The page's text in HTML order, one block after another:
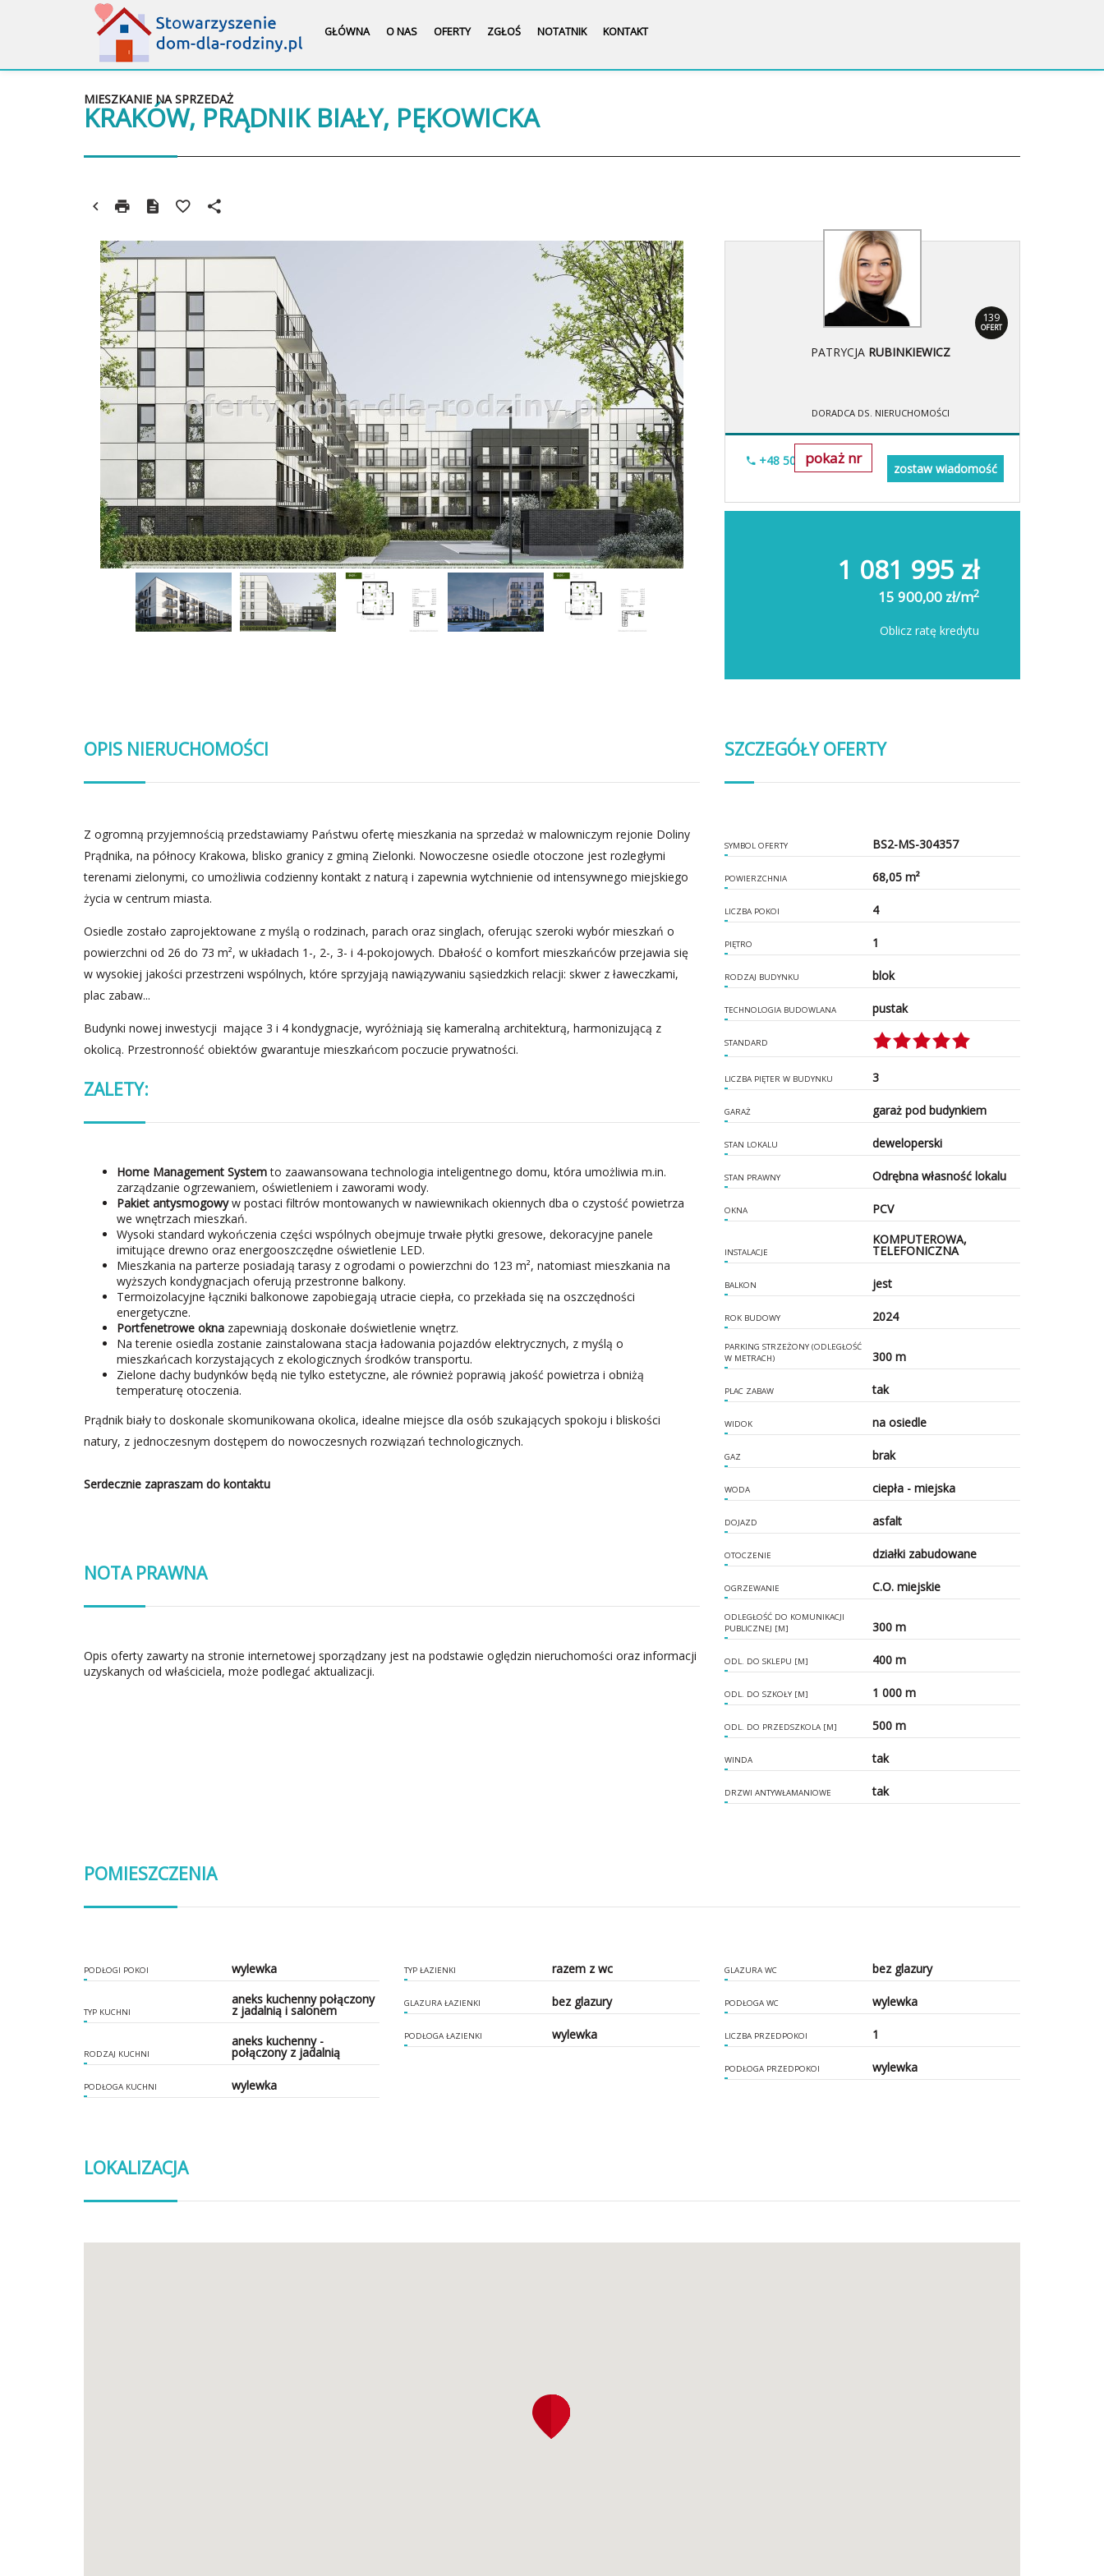
GŁÓWNA O NAS OFERTY ZGŁOŚ NOTATNIK KONTAKT
KRAKÓW, PRĄDNIK BIAŁY, PĘKOWICKA
MIESZKANIE NA SPRZEDAŻ
139
OFERT
PATRYCJA RUBINKIEWICZ
DORADCA DS. NIERUCHOMOŚCI
pokaż nr
+48 505-236-943
zostaw wiadomość
1 081 995 zł
15 900,00 zł/m2
Oblicz ratę kredytu
OPIS NIERUCHOMOŚCI
Z ogromną przyjemnością przedstawiamy Państwu ofertę mieszkania na sprzedaż w malowniczym rejonie Doliny
Prądnika, na północy Krakowa, blisko granicy z gminą Zielonki. Nowoczesne osiedle otoczone jest rozległymi
terenami zielonymi, co umożliwia codzienny kontakt z naturą i zapewnia wytchnienie od intensywnego miejskiego
życia w centrum miasta.
Osiedle zostało zaprojektowane z myślą o rodzinach, parach oraz singlach, oferując szeroki wybór mieszkań o
powierzchni od 26 do 73 m², w układach 1-, 2-, 3- i 4-pokojowych. Dbałość o komfort mieszkańców przejawia się
w wysokiej jakości przestrzeni wspólnych, które sprzyjają nawiązywaniu sąsiedzkich relacji: skwer z ławeczkami,
plac zabaw...
Budynki nowej inwestycji mające 3 i 4 kondygnacje, wyróżniają się kameralną architekturą, harmonizującą z
okolicą. Przestronność obiektów gwarantuje mieszkańcom poczucie prywatności.
ZALETY:
Home Management Systemto zaawansowana technologia inteligentnego domu, która umożliwia m.in.
zarządzanie ogrzewaniem, oświetleniem i zaworami wody.
Pakiet antysmogowyw postaci filtrów montowanych w nawiewnikach okiennych dba o czystość powietrza
we wnętrzach mieszkań.
Wysoki standard wykończenia części wspólnych obejmuje trwałe płytki gresowe, dekoracyjne panele
imitujące drewno oraz energooszczędne oświetlenie LED.
Mieszkania na parterze posiadają tarasy z ogrodami o powierzchni do 123 m², natomiast mieszkania na
wyższych kondygnacjach oferują przestronne balkony.
Termoizolacyjne łączniki balkonowe zapobiegają utracie ciepła, co przekłada się na oszczędności
energetyczne.
Portfenetrowe okna zapewniają doskonałe doświetlenie wnętrz.
Na terenie osiedla zostanie zainstalowana stacja ładowania pojazdów elektrycznych, z myślą o
mieszkańcach korzystających z ekologicznych środków transportu.
Zielone dachy budynków będą nie tylko estetyczne, ale również poprawią jakość powietrza i obniżą
temperaturę otoczenia.
Prądnik biały to doskonale skomunikowana okolica, idealne miejsce dla osób szukających spokoju i bliskości
natury, z jednoczesnym dostępem do nowoczesnych rozwiązań technologicznych.
Serdecznie zapraszam do kontaktu
NOTA PRAWNA
Opis oferty zawarty na stronie internetowej sporządzany jest na podstawie oględzin nieruchomości oraz informacji
uzyskanych od właściciela, może podlegać aktualizacji.
SZCZEGÓŁY OFERTY
SYMBOL OFERTY BS2-MS-304357
POWIERZCHNIA 68,05 m²
LICZBA POKOI 4
PIĘTRO 1
RODZAJ BUDYNKU blok
TECHNOLOGIA BUDOWLANA pustak
STANDARD
LICZBA PIĘTER W BUDYNKU 3
GARAŻ garaż pod budynkiem
STAN LOKALU deweloperski
STAN PRAWNY Odrębna własność lokalu
OKNA PCV
INSTALACJE
KOMPUTEROWA,
TELEFONICZNA
BALKON jest
ROK BUDOWY 2024
PARKING STRZEŻONY (ODLEGŁOŚĆ
W METRACH)
300 m
PLAC ZABAW tak
WIDOK na osiedle
GAZ brak
WODA ciepła - miejska
DOJAZD asfalt
OTOCZENIE działki zabudowane
OGRZEWANIE C.O. miejskie
ODLEGŁOŚĆ DO KOMUNIKACJI
PUBLICZNEJ [M]
300 m
ODL. DO SKLEPU [M] 400 m
ODL. DO SZKOŁY [M] 1 000 m
ODL. DO PRZEDSZKOLA [M] 500 m
WINDA tak
DRZWI ANTYWŁAMANIOWE tak
POMIESZCZENIA
PODŁOGI POKOI wylewka
TYP KUCHNI
aneks kuchenny połączony
z jadalnią i salonem
RODZAJ KUCHNI
aneks kuchenny -
połączony z jadalnią
PODŁOGA KUCHNI wylewka
TYP ŁAZIENKI razem z wc
GLAZURA ŁAZIENKI bez glazury
PODŁOGA ŁAZIENKI wylewka
GLAZURA WC bez glazury
PODŁOGA WC wylewka
LICZBA PRZEDPOKOI 1
PODŁOGA PRZEDPOKOI wylewka
LOKALIZACJA